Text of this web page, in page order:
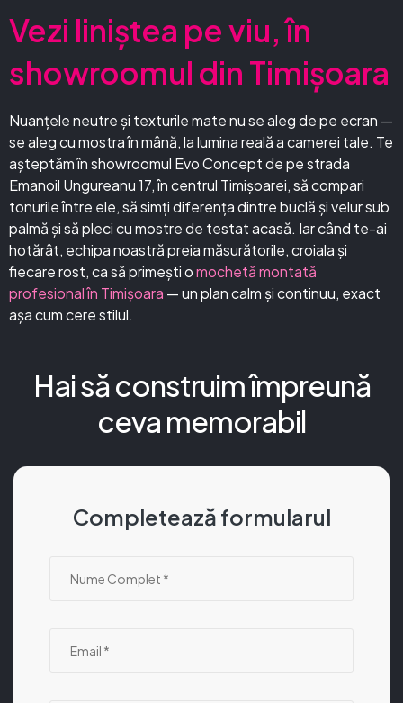
Vezi liniștea pe viu, în
showroomul din Timișoara
Nuanțele neutre și texturile mate nu se aleg de pe ecran —
se aleg cu mostra în mână, la lumina reală a camerei tale. Te
așteptăm în showroomul Evo Concept de pe strada
Emanoil Ungureanu 17, în centrul Timișoarei, să compari
tonurile între ele, să simți diferența dintre buclă și velur sub
palmă și să pleci cu mostre de testat acasă. Iar când te-ai
hotărât, echipa noastră preia măsurătorile, croiala și
fiecare rost, ca să primești omochetă montată
profesional în Timișoara — un plan calm și continuu, exact
așa cum cere stilul.
Hai să construim împreună
ceva memorabil
Completează formularul